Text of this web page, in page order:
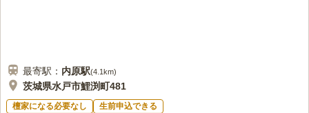
最寄駅： 内原駅(4.1km)
茨城県水戸市鯉渕町481
檀家になる必要なし 生前申込できる